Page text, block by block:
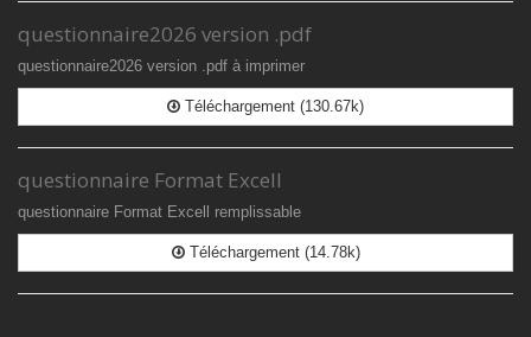
questionnaire2026 version .pdf
questionnaire2026 version .pdf à imprimer
Téléchargement (130.67k)
questionnaire Format Excell
questionnaire Format Excell remplissable
Téléchargement (14.78k)